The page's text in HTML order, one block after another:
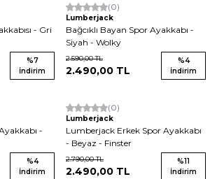
- Gri
%7
İndirim
(0)
Lumberjack
Bağcıklı Bayan Spor Ayakkabı -
Siyah - Wolky
2.590,00TL
2.490,00 TL
%4
İndirim
-
%4
İndirim
Yeni (0)
Lumberjack
Lumberjack Erkek Spor Ayakkabı
- Beyaz - Finster
2.790,00TL
2.490,00 TL
%11
İndirim